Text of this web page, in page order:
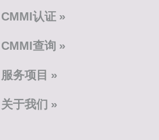
CMMI认证
CMMI查询
服务项目
关于我们